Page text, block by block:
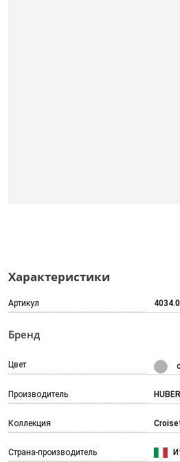
Характеристики
Артикул
Бренд
Цвет
Производитель HUBER
Коллекция
Страна-производитель